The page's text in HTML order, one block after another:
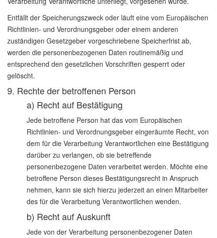
Entfällt der Speicherungszweck oder läuft eine vom Europäischen
Richtlinien- und Verordnungsgeber oder einem anderen
zuständigen Gesetzgeber vorgeschriebene Speicherfrist ab,
werden die personenbezogenen Daten routinemäßig und
entsprechend den gesetzlichen Vorschriften gesperrt oder
gelöscht.
9. Rechte der betroffenen Person
a) Recht auf Bestätigung
Jede betroffene Person hat das vom Europäischen
Richtlinien- und Verordnungsgeber eingeräumte Recht, von
dem für die Verarbeitung Verantwortlichen eine Bestätigung
darüber zu verlangen, ob sie betreffende
personenbezogene Daten verarbeitet werden. Möchte eine
betroffene Person dieses Bestätigungsrecht in Anspruch
nehmen, kann sie sich hierzu jederzeit an einen Mitarbeiter
des für die Verarbeitung Verantwortlichen wenden.
b) Recht auf Auskunft
Jede von der Verarbeitung personenbezogener Daten